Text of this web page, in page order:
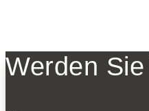
Werden